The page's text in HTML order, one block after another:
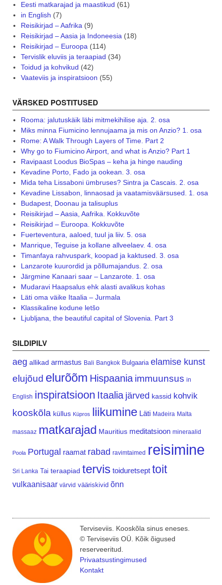
Eesti matkarajad ja maastikud (61)
in English (7)
Reisikirjad – Aafrika(9)
Reisikirjad – Aasia ja Indoneesia(18)
Reisikirjad – Euroopa(114)
Tervislik eluviis ja teraapiad (34)
Toidud ja kohvikud (42)
Vaateviis ja inspiratsioon (55)
VÄRSKED POSTITUSED
Rooma: jalutuskäik läbi mitmekihilise aja. 2. osa
Miks minna Fiumicino lennujaama ja mis on Anzio? 1. osa
Rome: A Walk Through Layers of Time. Part 2
Why go to Fiumicino Airport, and what is Anzio? Part 1
Ravipaast Loodus BioSpas – keha ja hinge nauding
Kevadine Porto, Fado ja ookean. 3. osa
Mida teha Lissaboni ümbruses? Sintra ja Cascais. 2. osa
Kevadine Lissabon, linnaosad ja vaatamisväärsused. 1. osa
Budapest, Doonau ja talisuplus
Reisikirjad – Aasia, Aafrika. Kokkuvõte
Reisikirjad – Euroopa. Kokkuvõte
Fuerteventura, aaloed, tuul ja liiv. 5. osa
Manrique, Teguise ja kollane allveelaev. 4. osa
Timanfaya rahvuspark, koopad ja kaktused. 3. osa
Lanzarote kuurordid ja põllumajandus. 2. osa
Järgmine Kanaari saar – Lanzarote. 1. osa
Mudaravi Haapsalus ehk alasti avalikus kohas
Läti oma väike Itaalia – Jurmala
Klassikaline kodune letšo
Ljubljana, the beautiful capital of Slovenia. Part 3
SILDIPILV
aeg allikad armastus Bali Bangkok Bulgaaria elamise kunst
elujõud elurõõm Hispaania immuunsus in
English inspiratsioon Itaalia järved kassid kohvik
kooskõla küllus Küpros liikumine Läti Madeira Malta
massaaz matkarajad Mauritius meditatsioon mineraalid
Poola Portugal raamat rabad ravimtaimed reisimine
Sri Lanka Tai teraapiad tervis toiduretsept toit
vulkaanisaar värvid vääriskivid õnn
Terviseviis. Kooskõla sinus eneses.
© Terviseviis OÜ. Kõik õigused
reserveeritud.
Privaatsustingimused
Kontakt